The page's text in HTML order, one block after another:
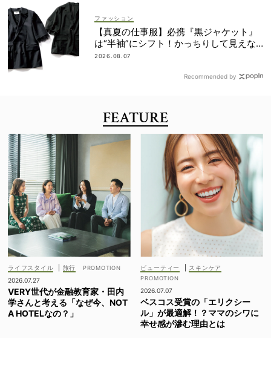
ファッション
【真夏の仕事服】必携『黒ジャケット』
は“半袖”にシフト！かっちりして見えな
いデザインに注目
2026.08.07
Recommended by
FEATURE
ライフスタイル
旅行
2026.07.27
VERY世代が金融教育家・田内
学さんと考える「なぜ今、NOT
A HOTELなの？」
ビューティー スキンケア
2026.07.07
ベスコス受賞の「エリクシー
ル」が最適解！？ママのシワに
幸せ感が滲む理由とは